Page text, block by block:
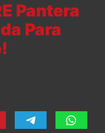
Pantera
Para